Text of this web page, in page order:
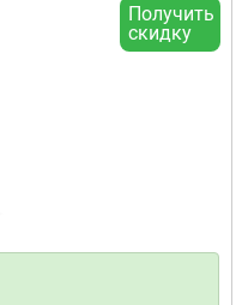
Получить
скидку